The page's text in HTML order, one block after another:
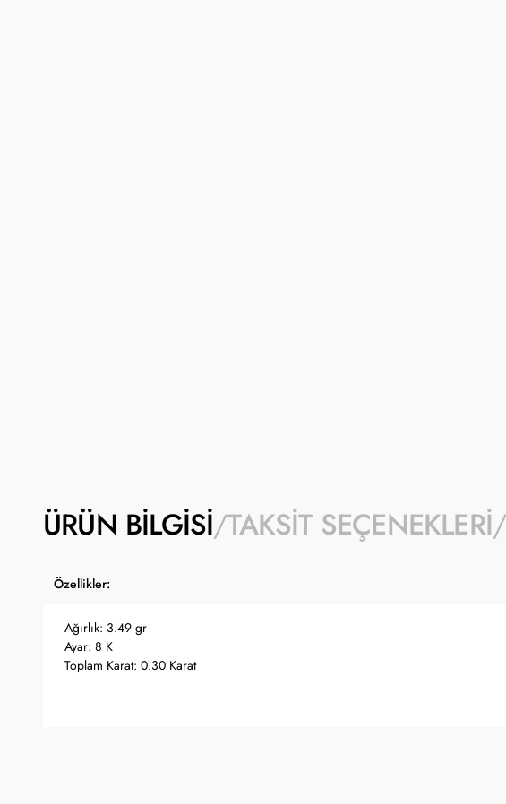
ÜRÜN BILGISI TAKSIT SEÇENEKLERI
Özellikler:
Ağırlık: 3.49 gr
Ayar: 8 K
Toplam Karat: 0.30 Karat